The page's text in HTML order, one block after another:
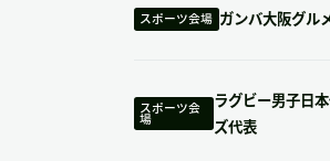
スポーツ会場 ガンバ大阪グル
スポーツ会
場
ラグビー男子日
ズ代表